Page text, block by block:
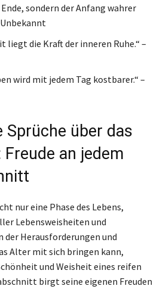
sondern der Anfang wahrer
liegt die Kraft der inneren Ruhe.“ –
wird mit jedem Tag kostbarer.“ –
Sprüche über das
an jedem
nur eine Phase des Lebens,
Lebensweisheiten und
Herausforderungen und
Alter mit sich bringen kann,
und Weisheit eines reifen
birgt seine eigenen Freuden